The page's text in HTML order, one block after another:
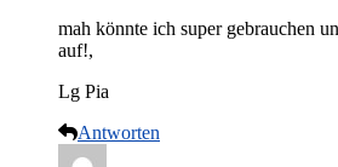
mah könnte ich super gebrauchen
auf!,
Lg Pia
Antworten